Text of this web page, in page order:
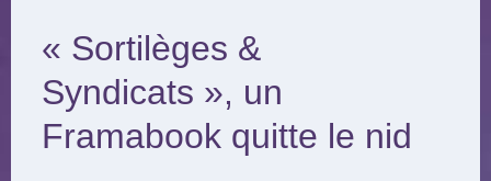
« Sortilèges &
Syndicats », un
Framabook quitte le nid